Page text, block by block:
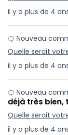
il y a plus de 4
il y a plus de 4
Nouveau
Quelle serait
il y a plus de 4
Nouveau
déjà très bien,
Quelle serait